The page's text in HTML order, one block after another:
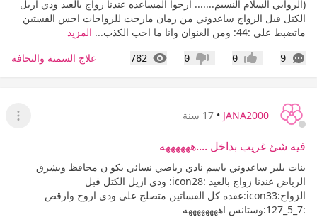
(الروابي السلام النسيم....... ارجوا المساعده عندنا زواج بالعيد ودي ازيل
الكتل قبل الزواج ساعدوني من زمان مارحت للزواجات احس الفستين
ماتضبط علي :44: ومن العنوان وانا ما احب الكذب...
المزيد
9
التعليقات إعجاب0 عدم إعجاب
0
782
المشاهدات علاج السمنة والنحافة
JANA2000
• 17 سنة
عرض
فيه شئ غريب بداخل ....ههههههه
بنات بليز ساعدوني باسم نادي رياضي نسائي يكو ن محافظ وبشرق
الرياض عندنا زواج بالعيد :icon28: ودي ازيل الكتل قبل
الزواج:icon33:عقده كل الفساتين متصلح على ودي اروح وارقص
:7_5_127:وستانس اههههههههه